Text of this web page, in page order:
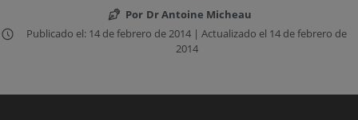
Por Dr Antoine Micheau
Publicado el: 14 de febrero de 2014 | Actualizado el 14 de febrero de
2014